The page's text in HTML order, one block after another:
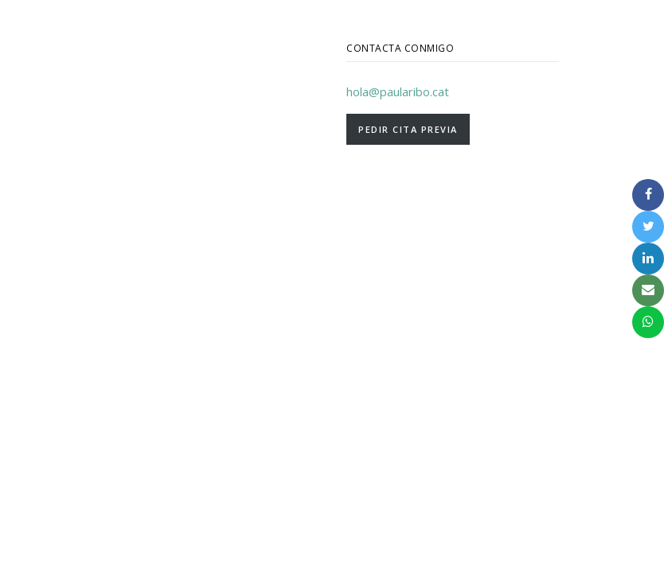
CONTACTA CONMIGO
hola@paularibo.cat
PEDIR CITA PREVIA